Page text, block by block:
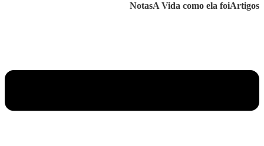
NotasA Vida como ela foiArtigos